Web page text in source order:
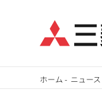
イ
ホーム - ニュース